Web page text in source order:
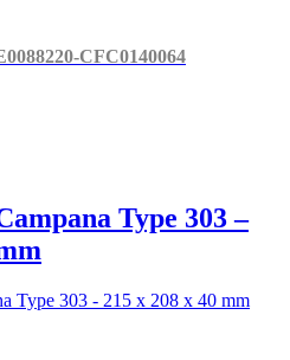
CFC0140064
Type 303 –